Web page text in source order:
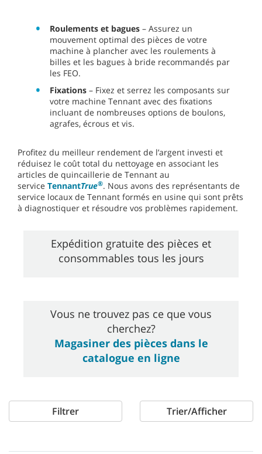
Roulements et bagues – Assurez un
mouvement optimal des pièces de votre
machine à plancher avec les roulements à
billes et les bagues à bride recommandés par
les FEO.
Fixations – Fixez et serrez les composants sur
votre machine Tennant avec des fixations
incluant de nombreuses options de boulons,
agrafes, écrous et vis.
Profitez du meilleur rendement de l’argent investi et
réduisez le coût total du nettoyage en associant les
articles de quincaillerie de Tennant au
service TennantTrue®. Nous avons des représentants de
service locaux de Tennant formés en usine qui sont prêts
à diagnostiquer et résoudre vos problèmes rapidement.
Expédition gratuite des pièces et
consommables tous les jours
Vous ne trouvez pas ce que vous
cherchez?
Magasiner des pièces dans le
catalogue en ligne
Filtrer Trier/Afficher